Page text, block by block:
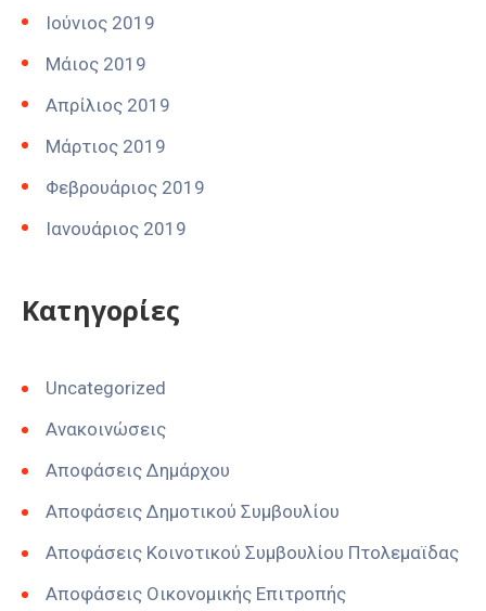
Ιούνιος 2019
Μάιος 2019
Απρίλιος 2019
Μάρτιος 2019
Φεβρουάριος 2019
Ιανουάριος 2019
Kατηγορίες
Uncategorized
Ανακοινώσεις
Αποφάσεις Δημάρχου
Αποφάσεις Δημοτικού Συμβουλίου
Αποφάσεις Κοινοτικού Συμβουλίου Πτολεμαϊδας
Αποφάσεις Οικονομικής Επιτροπής